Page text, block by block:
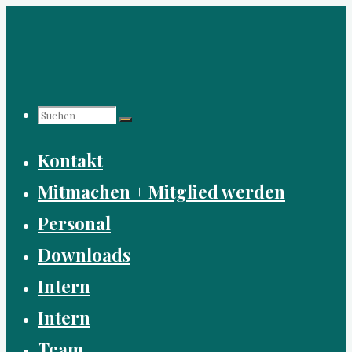
Suchen
Suchen
nach:
Suchen
Kontakt
Mitmachen + Mitglied werden
Personal
Downloads
Intern
Intern